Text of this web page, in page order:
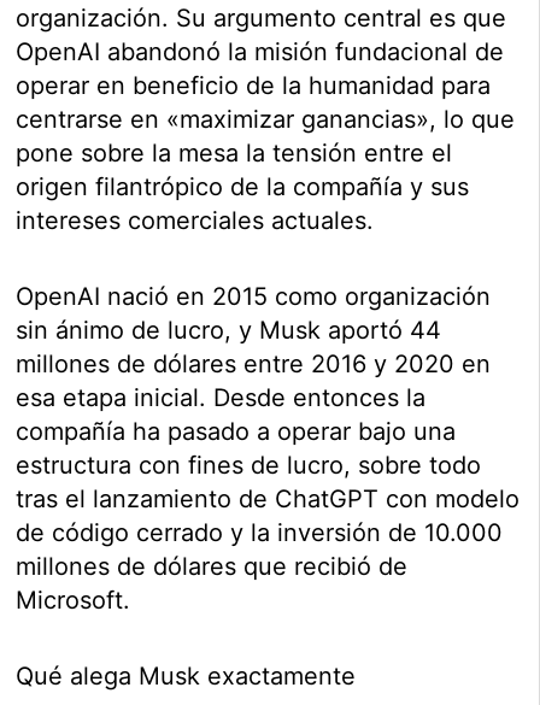
organización. Su argumento central es que
OpenAI abandonó la misión fundacional de
operar en beneficio de la humanidad para
centrarse en «maximizar ganancias», lo que
pone sobre la mesa la tensión entre el
origen filantrópico de la compañía y sus
intereses comerciales actuales.
OpenAI nació en 2015 como organización
sin ánimo de lucro, y Musk aportó 44
millones de dólares entre 2016 y 2020 en
esa etapa inicial. Desde entonces la
compañía ha pasado a operar bajo una
estructura con fines de lucro, sobre todo
tras el lanzamiento de ChatGPT con modelo
de código cerrado y la inversión de 10.000
millones de dólares que recibió de
Microsoft.
Qué alega Musk exactamente